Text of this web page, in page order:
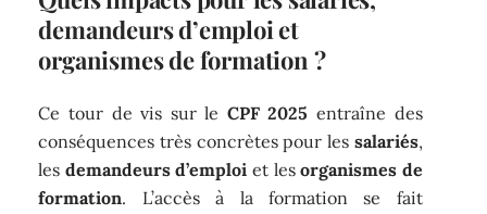
demandeurs d’emploi et
organismes de formation ?
Ce tour de vis sur le CPF 2025 entraîne des
conséquences très concrètes pour les salariés,
les demandeurs d’emploi et lesorganismes de
formation. L’accès à la formation se fait